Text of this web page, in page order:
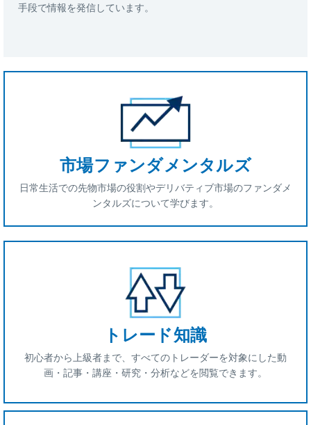
手段で情報を発信しています。
市場ファンダメンタルズ
日常生活での先物市場の役割やデリバティブ市場のファンダメ
ンタルズについて学びます。
トレード知識
初心者から上級者まで、すべてのトレーダーを対象にした動
画・記事・講座・研究・分析などを閲覧できます。